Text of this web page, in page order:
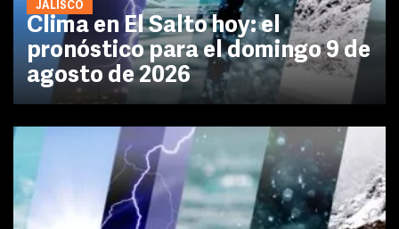
JALISCO
Clima en El Salto hoy: el
pronóstico para el domingo 9 de
agosto de 2026